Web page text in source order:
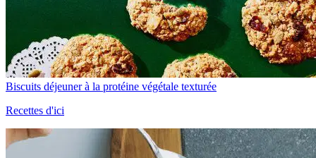
Biscuits déjeuner à la protéine végétale texturée
Recettes d'ici